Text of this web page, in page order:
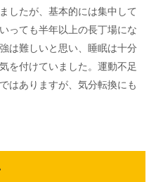
したが、基本的には集中して
っても半年以上の長丁場にな
は難しいと思い、睡眠は十分
を付けていました。運動不足
はありますが、気分転換にも